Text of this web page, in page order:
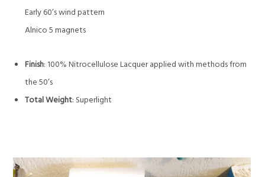
Early 60’s wind pattern
Alnico 5 magnets
Finish: 100% Nitrocellulose Lacquer applied with methods from
the 50’s
Total Weight: Superlight